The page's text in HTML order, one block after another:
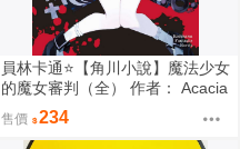
員林卡通⭐️【角川小說】魔法少女
的魔女審判（全） 作者： Acacia
(附尼采書套)
售價 234